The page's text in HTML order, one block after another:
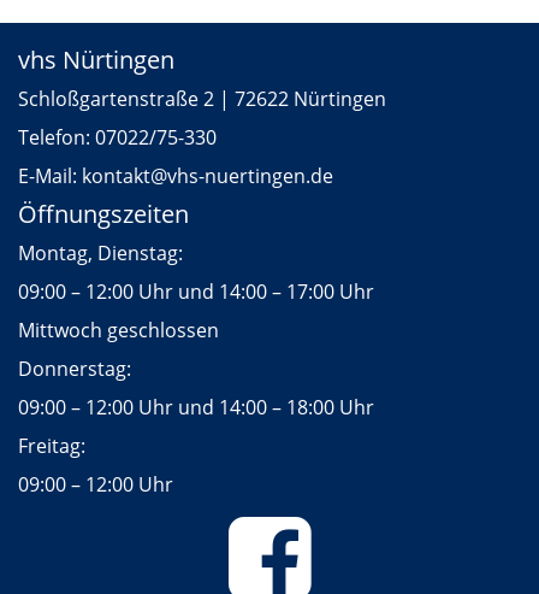
vhs Nürtingen
Schloßgartenstraße 2 | 72622 Nürtingen
Telefon: 07022/75-330
E-Mail: kontakt@vhs-nuertingen.de
Öffnungszeiten
Montag, Dienstag:
09:00 – 12:00 Uhr und 14:00 – 17:00 Uhr
Mittwoch geschlossen
Donnerstag:
09:00 – 12:00 Uhr und 14:00 – 18:00 Uhr
Freitag:
09:00 – 12:00 Uhr